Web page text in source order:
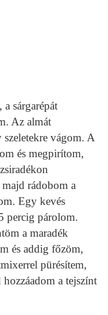
sárgarépát
Az almát
vágom. A
és megpirítom,
rádobom a
Egy kevés
percig párolom.
a maradék
és addig főzöm,
pürésítem,
a tejszínt